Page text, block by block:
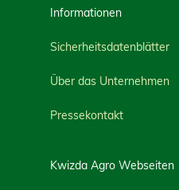
Informationen
Sicherheitsdatenblätter
Über das Unternehmen
Pressekontakt
Kwizda Agro Webseiten